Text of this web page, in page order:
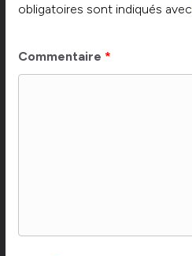
obligatoires sont indiqués avec
Commentaire *